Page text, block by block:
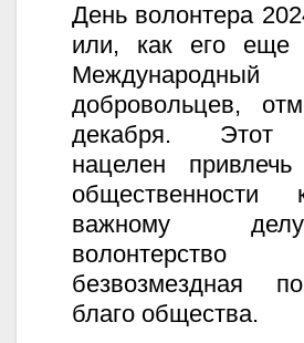
День волонтера
или, как его еще
добровольцев,
декабря. Этот
нацелен
общественности
важному
безвозмездная
благо общества.